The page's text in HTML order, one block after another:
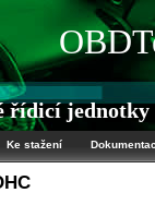
řídicí jednotky
Ke stažení